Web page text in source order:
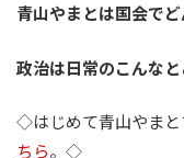
青山やまとは国会で
政治は日常のこんなと
◇はじめて青山やまと
ちら。◇